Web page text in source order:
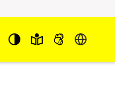
Sprache